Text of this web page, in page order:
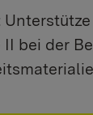
II bei der